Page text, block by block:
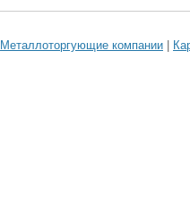
Металлоторгующие компании |